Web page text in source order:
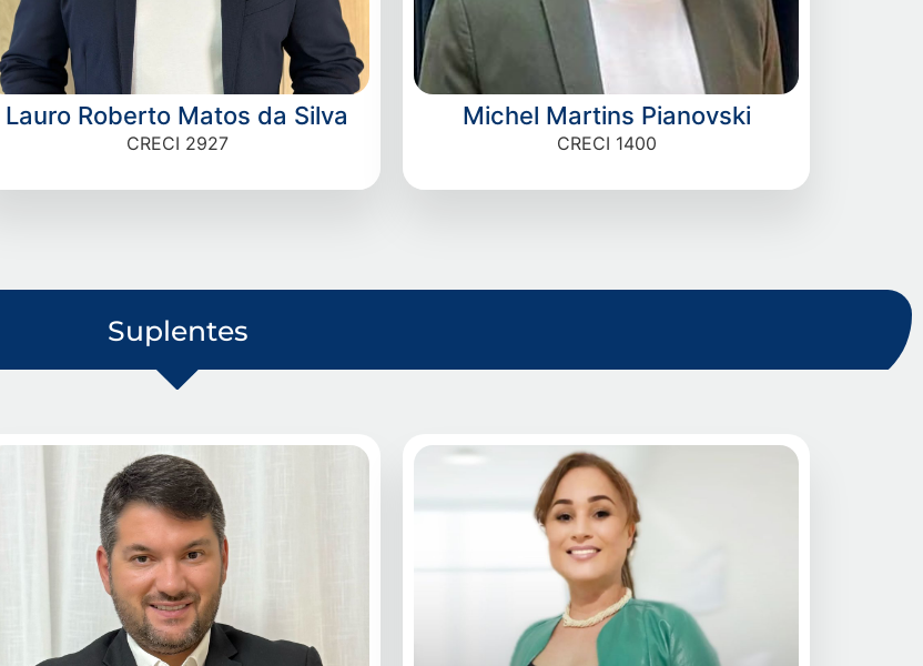
Lauro Roberto Matos da Silva
CRECI 2927
Michel Martins Pianovski
CRECI 1400
Suplentes